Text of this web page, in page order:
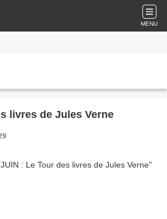
MENU
livres de Jules Verne